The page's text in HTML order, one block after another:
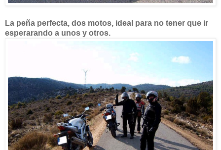
La peña perfecta, dos motos, ideal para no tener que ir
esperarando a unos y otros.